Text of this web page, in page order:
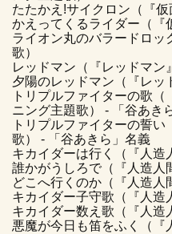
たたかえ!サイクロン（『仮
かえってくるライダー（『
ライオン丸のバラードロッ
歌）
レッドマン（『レッドマン
夕陽のレッドマン（『レッ
トリプルファイターの歌
ニング主題歌） - 「谷あき
トリプルファイターの誓
歌） - 「谷あきら」名義
キカイダーは行く（『人造
誰かがうしろで（『人造人
どこへ行くのか（『人造人
キカイダー子守歌（『人造
キカイダー数え歌（『人造
悪魔が今日も笛をふく（『